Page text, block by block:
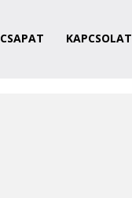
CSAPAT KAPCSOLAT